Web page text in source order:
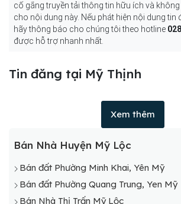
cố gắng truyền tải thông tin hữu ích và
cho nội dung này. Nếu phát hiện nội dung tin
hãy thông báo cho chúng tôi theo hotline
được hỗ trợ nhanh nhất.
Tin đăng tại Mỹ Thịnh
Xem thêm
Bán Nhà Huyện Mỹ Lộc
Bán đất Phường Minh Khai, Yên Mỹ
Bán đất Phường Quang Trung, Yen Mỹ
Bán Nhà Thị Trấn Mỹ Lộc